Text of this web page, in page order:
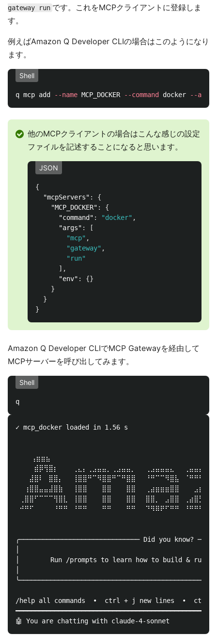
gateway run です。これをMCPクライアントに登録しま
す。
例えばAmazon Q Developer CLIの場合はこのようになり
ます。
Shell
q mcp add --name MCP_DOCKER --command docker --args
他のMCPクライアントの場合はこんな感じの設定
ファイルを記述することになると思います。
JSON
{
"mcpServers" :
{
"MCP_DOCKER" :
{
"command" : "docker" ,
"args" :
[
"mcp" ,
"gateway" ,
"run"
],
"env" :
{}
}
}
}
Amazon Q Developer CLIでMCP Gatewayを経由して
MCPサーバーを呼び出してみます。
Shell
✓ mcp_docker loaded in 1.56 s
╭─────────────────────────────── Did you know?
│        Run /prompts to learn how to build & run
/help all commands  •  ctrl + j new lines  •  ctrl +